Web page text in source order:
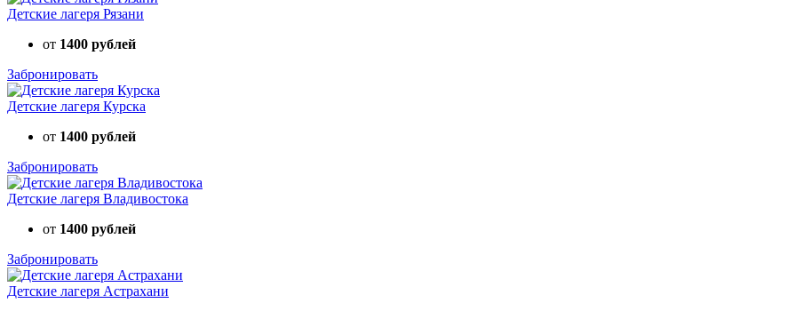
Детские лагеря Рязани
от 1400 рублей
Забронировать
Детские лагеря Курска
от 1400 рублей
Забронировать
Детские лагеря Владивостока
от 1400 рублей
Забронировать
Детские лагеря Астрахани